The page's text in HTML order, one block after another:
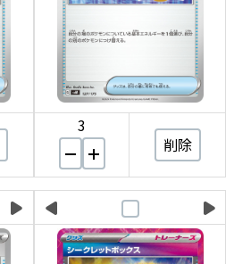
3
削除